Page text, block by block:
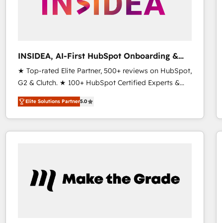
INSIDEA, AI-First HubSpot Onboarding &
RevOps
★ Top-rated Elite Partner, 500+ reviews on HubSpot,
G2 & Clutch. ★ 100+ HubSpot Certified Experts &
Trainers across the team ★ 1,500+ implementations
across five continents ★ AI-First, RevOps-led,
Onboarding obsessed ★ Company of the Year
2024/25 INSIDEA helps growing companies turn
your time zone. What we do ➤ Onboarding: Live in
weeks, with workflows built around your business,
Elite Solutions Partner5.0